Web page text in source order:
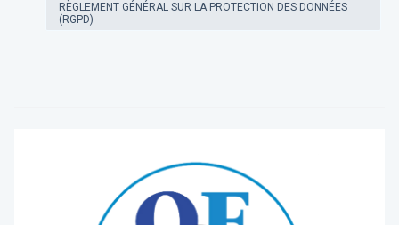
RÈGLEMENT GÉNÉRAL SUR LA PROTECTION DES DONNÉES
(RGPD)